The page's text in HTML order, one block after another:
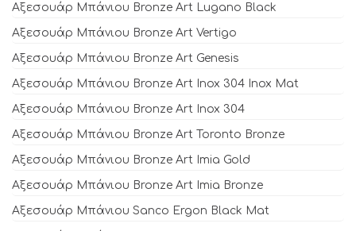
Αξεσουάρ Μπάνιου Bronze Art Lugano Black
Αξεσουάρ Μπάνιου Bronze Art Vertigo
Αξεσουάρ Μπάνιου Bronze Art Genesis
Αξεσουάρ Μπάνιου Bronze Art Inox 304 Inox Mat
Αξεσουάρ Μπάνιου Bronze Art Inox 304
Αξεσουάρ Μπάνιου Bronze Art Toronto Bronze
Αξεσουάρ Μπάνιου Bronze Art Imia Gold
Αξεσουάρ Μπάνιου Bronze Art Imia Bronze
Αξεσουάρ Μπάνιου Sanco Ergon Black Mat